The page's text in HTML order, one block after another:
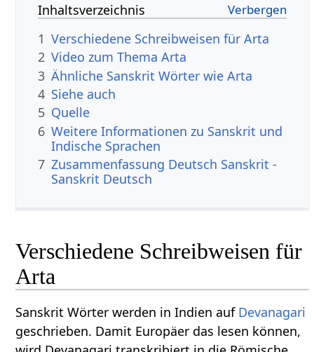
Inhaltsverzeichnis
1 Verschiedene Schreibweisen für Arta
2 Video zum Thema Arta
3 Ähnliche Sanskrit Wörter wie Arta
4 Siehe auch
5 Quelle
6 Weitere Informationen zu Sanskrit und
Indische Sprachen
7 Zusammenfassung Deutsch Sanskrit -
Sanskrit Deutsch
Verschiedene Schreibweisen für
Arta
Sanskrit Wörter werden in Indien auf Devanagari
geschrieben. Damit Europäer das lesen können,